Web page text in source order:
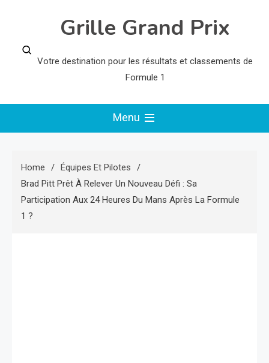
Grille Grand Prix
Votre destination pour les résultats et classements de
Formule 1
Menu
Home
Équipes Et Pilotes
Brad Pitt Prêt À Relever Un Nouveau Défi : Sa
Participation Aux 24 Heures Du Mans Après La Formule
1 ?